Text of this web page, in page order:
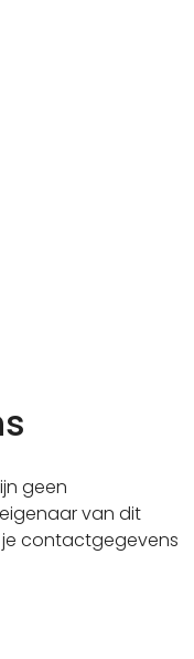
geen
van dit
je contactgegevens